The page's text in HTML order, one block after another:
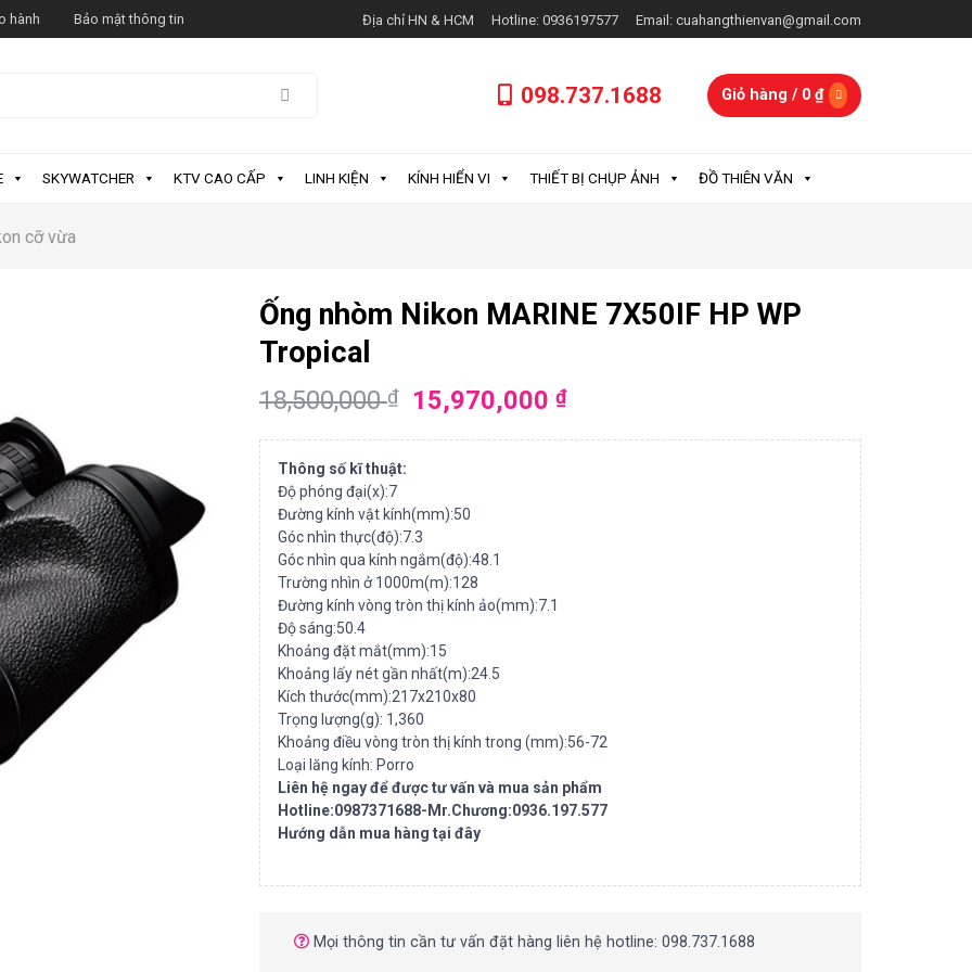
hành Bảo mật thông tin Địa chỉ HN & HCM Hotline: 0936197577 Email: cuahangthienvan@gmail.com
098.737.1688 Giỏ hàng / 0₫
SKYWATCHER KTV CAO CẤP LINH KIỆN KÍNH HIỂN VI THIẾT BỊ CHỤP ẢNH ĐỒ THIÊN VĂN
cỡ vừa
Ống nhòm Nikon MARINE 7X50IF HP WP
Tropical
18,500,000₫ 15,970,000₫
Thông số kĩ thuật:
Độ phóng đại(x):7
Đường kính vật kính(mm):50
Góc nhìn thực(độ):7.3
Góc nhìn qua kính ngắm(độ):48.1
Trường nhìn ở 1000m(m):128
Đường kính vòng tròn thị kính ảo(mm):7.1
Độ sáng:50.4
Khoảng đặt mắt(mm):15
Khoảng lấy nét gần nhất(m):24.5
Kích thước(mm):217x210x80
Trọng lượng(g): 1,360
Khoảng điều vòng tròn thị kính trong (mm):56-72
Loại lăng kính: Porro
Liên hệ ngay để được tư vấn và mua sản phẩm
Hotline:0987371688-Mr.Chương:0936.197.577
Hướng dẫn mua hàng tại đây
Mọi thông tin cần tư vấn đặt hàng liên hệ hotline: 098.737.1688